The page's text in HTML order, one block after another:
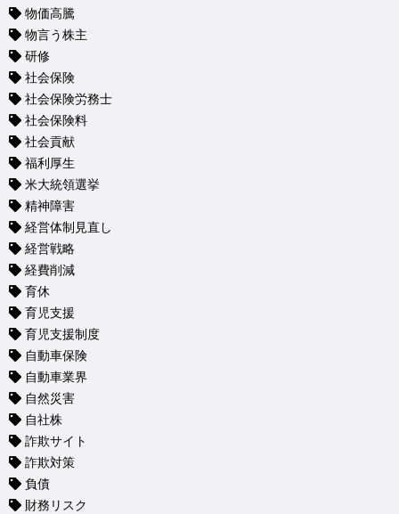
物価高騰
物言う株主
研修
社会保険
社会保険労務士
社会保険料
社会貢献
福利厚生
米大統領選挙
精神障害
経営体制見直し
経営戦略
経費削減
育休
育児支援
育児支援制度
自動車保険
自動車業界
自然災害
自社株
詐欺サイト
詐欺対策
負債
財務リスク